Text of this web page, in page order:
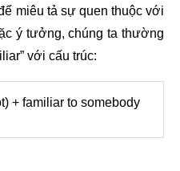
miêu tả sự quen thuộc với
ý tưởng, chúng ta thường
với cấu trúc:
+ familiar to somebody